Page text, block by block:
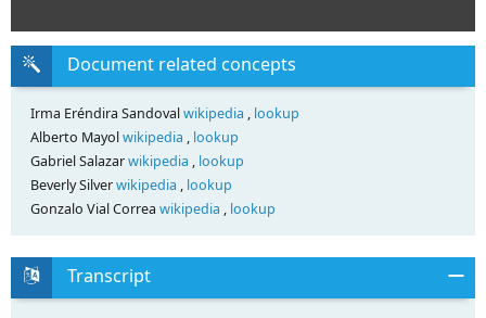
Document related concepts
Irma Eréndira Sandovalwikipedia , lookup
Alberto Mayolwikipedia , lookup
Gabriel Salazarwikipedia , lookup
Beverly Silverwikipedia , lookup
Gonzalo Vial Correa wikipedia , lookup
Transcript